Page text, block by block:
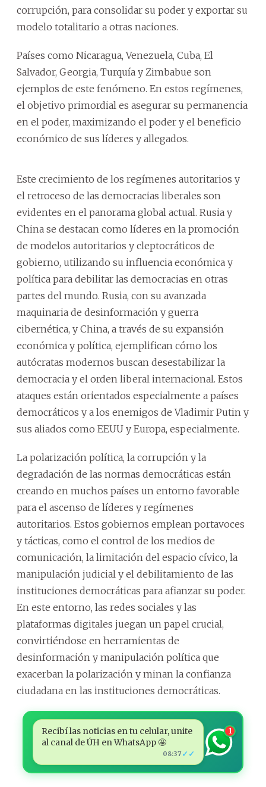
corrupción, para consolidar su poder y exportar su
modelo totalitario a otras naciones.
Países como Nicaragua, Venezuela, Cuba, El
Salvador, Georgia, Turquía y Zimbabue son
ejemplos de este fenómeno. En estos regímenes,
el objetivo primordial es asegurar su permanencia
en el poder, maximizando el poder y el beneficio
económico de sus líderes y allegados.
Este crecimiento de los regímenes autoritarios y
el retroceso de las democracias liberales son
evidentes en el panorama global actual. Rusia y
China se destacan como líderes en la promoción
de modelos autoritarios y cleptocráticos de
gobierno, utilizando su influencia económica y
política para debilitar las democracias en otras
partes del mundo. Rusia, con su avanzada
maquinaria de desinformación y guerra
cibernética, y China, a través de su expansión
económica y política, ejemplifican cómo los
autócratas modernos buscan desestabilizar la
democracia y el orden liberal internacional. Estos
ataques están orientados especialmente a países
democráticos y a los enemigos de Vladimir Putin y
sus aliados como EEUU y Europa, especialmente.
La polarización política, la corrupción y la
degradación de las normas democráticas están
creando en muchos países un entorno favorable
para el ascenso de líderes y regímenes
autoritarios. Estos gobiernos emplean portavoces
y tácticas, como el control de los medios de
comunicación, la limitación del espacio cívico, la
manipulación judicial y el debilitamiento de las
instituciones democráticas para afianzar su poder.
En este entorno, las redes sociales y las
plataformas digitales juegan un papel crucial,
convirtiéndose en herramientas de
desinformación y manipulación política que
exacerban la polarización y minan la confianza
ciudadana en las instituciones democráticas.
Recibí las noticias en tu celular, unite
al canal de ÚH en WhatsApp 🤩
08:37 ✓✓
1